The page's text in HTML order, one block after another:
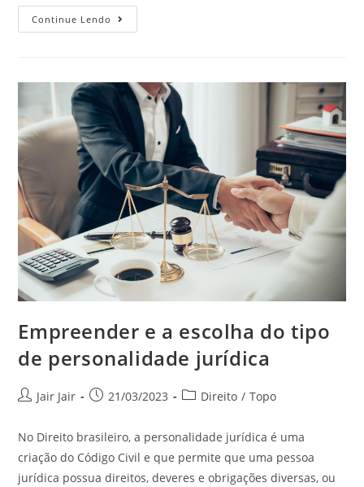
Continue Lendo
Empreender e a escolha do tipo
de personalidade jurídica
Jair Jair 21/03/2023 Direito / Topo
No Direito brasileiro, a personalidade jurídica é uma
criação do Código Civil e que permite que uma pessoa
jurídica possua direitos, deveres e obrigações diversas, ou